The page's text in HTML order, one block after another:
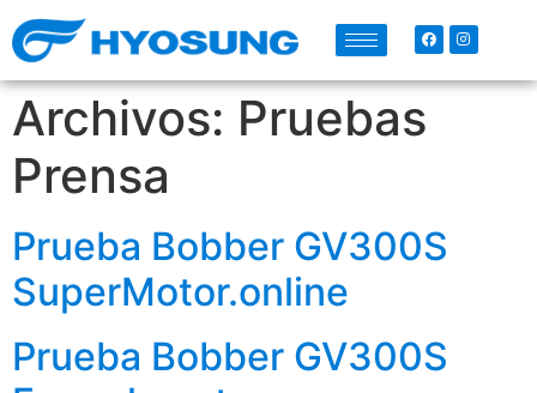
Archivos: Pruebas
Prensa
Prueba Bobber GV300S
SuperMotor.online
Prueba Bobber GV300S